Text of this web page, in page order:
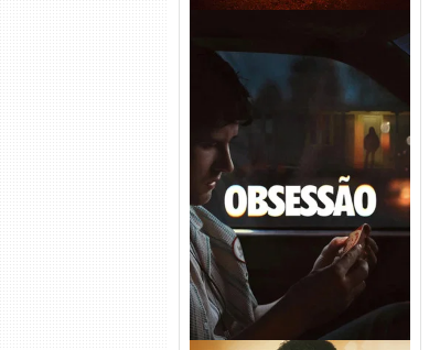
Obsessão Torrent (2026)
WEB-DL 1080p/4K Dual
Áudio